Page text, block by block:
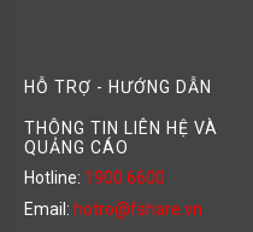
HỖ TRỢ - HƯỚNG DẪN
THÔNG TIN LIÊN HỆ VÀ
QUẢNG CÁO
Hotline: 1900 6600
Email: hotro@fshare.vn